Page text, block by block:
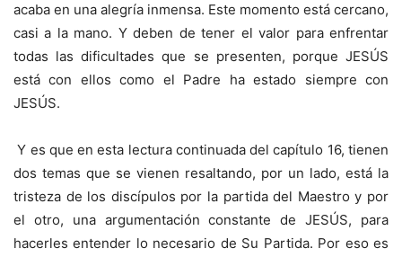
acaba en una alegría inmensa. Este momento está cercano,
casi a la mano. Y deben de tener el valor para enfrentar
todas las dificultades que se presenten, porque JESÚS
está con ellos como el Padre ha estado siempre con
JESÚS.
Y es que en esta lectura continuada del capítulo 16, tienen
dos temas que se vienen resaltando, por un lado, está la
tristeza de los discípulos por la partida del Maestro y por
el otro, una argumentación constante de JESÚS, para
hacerles entender lo necesario de Su Partida. Por eso es